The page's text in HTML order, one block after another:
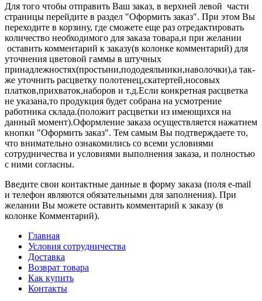
Для того чтобы отправить Ваш заказ, в верхней левой части
страницы перейдите в раздел "Оформить заказ". При этом Вы
переходите в корзину, где сможете еще раз отредактировать
количество необходимого для заказа товара,и при желании
оставить комментарий к заказу(в колонке комментарий) для
уточнения цветовой гаммы в штучных
принадлежностях(простыни,пододеяльники,наволочки),а так-
же уточнить расцветку полотенец,скатертей,носовых
платков,прихваток,наборов и т.д.Если конкретная расцветка
не указана,то продукция будет собрана на усмотрение
работника склада.(положит расцветки из имеющихся на
данный момент).Оформление заказа осуществляется нажатием
кнопки "Оформить заказ". Тем самым Вы подтверждаете то,
что внимательно ознакомились со всеми условиями
сотрудничества и условиями выполнения заказа, и полностью
с ними согласны.
Введите свои контактные данные в форму заказа (поля e-mail
и телефон являются обязательными для заполнения). При
желании Вы можете оставить комментарий к заказу (в
колонке Комментарий).
Главная
Условия сотрудничества
Доставка
Возврат товара
Как купить
Контакты